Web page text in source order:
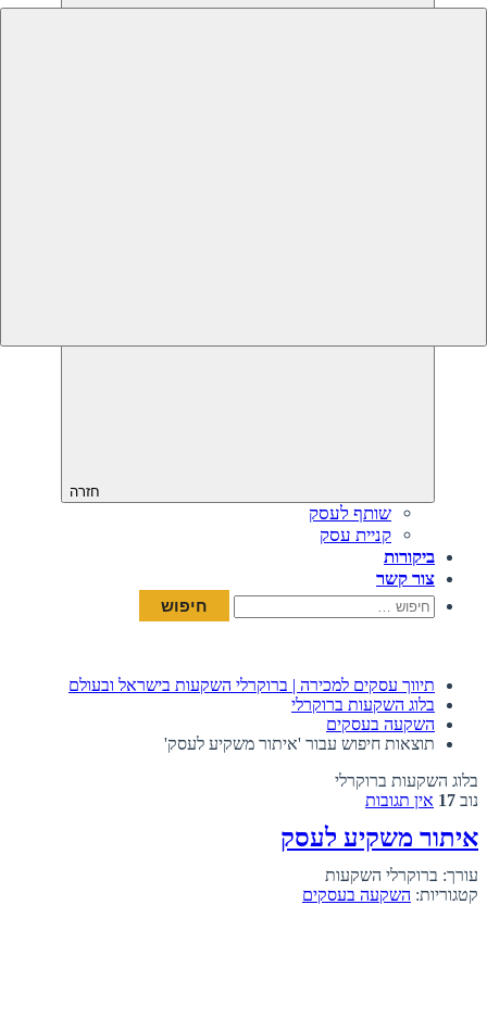
חזרה
שותף לעסק
קניית עסק
ביקורות
צור קשר
חיפוש:
תיווך עסקים למכירה | ברוקרלי השקעות בישראל ובעולם
בלוג השקעות ברוקרלי
השקעה בעסקים
תוצאות חיפוש עבור 'איתור משקיע לעסק'
בלוג השקעות ברוקרלי
נוב 17 אין תגובות
איתור משקיע לעסק
עורך: ברוקרלי השקעות
קטגוריות: השקעה בעסקים